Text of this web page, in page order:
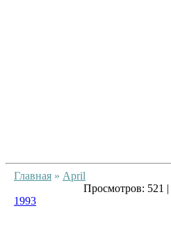
Главная » April
Просмотров: 521 |
1993